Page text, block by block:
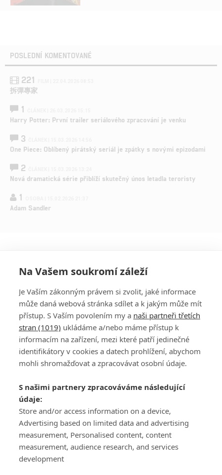
POSLEDNÍ KOMENTOVANÉ
221
拆彈專家
1
Harry Potter: První trailer seriálového zpracování je venku
3
One Piece: Oblíbený pirátský seriál je zpátky s novými epizodami
2
Nová dramatická série přiblíží skutečný únos letadla teroristy
1
Adam Sandler
PŘIHLÁSIT
REGISTROVAT
DISKUZE
Šéfredaktorkou webu jePetr Slavík, e-mailserialy@fandimefilmu.cz
Máte-li zájem o inzerci na našem webu napište nám na e-mail
studio@koncal.com
Ochrana osobních údajů|Zásady používání cookies|Pravidla webu
Upravit nastavení soukromí
Na Vašem soukromí záleží
Je Vaším zákonným právem si zvolit, jaké informace
může daná webová stránka sdílet a k jakým může mít
přístup. S Vaším povolením my a naši partneři třetích
stran (1019) ukládáme a/nebo máme přístup k
informacím na zařízení, mezi které patří jedinečné
identifikátory v cookies a datech prohlížení, abychom
mohli shromažďovat a zpracovávat osobní údaje.
S našimi partnery zpracováváme následující
údaje:
Store and/or access information on a device,
Advertising based on limited data and advertising
measurement, Personalised content, content
measurement, audience research, and services
development